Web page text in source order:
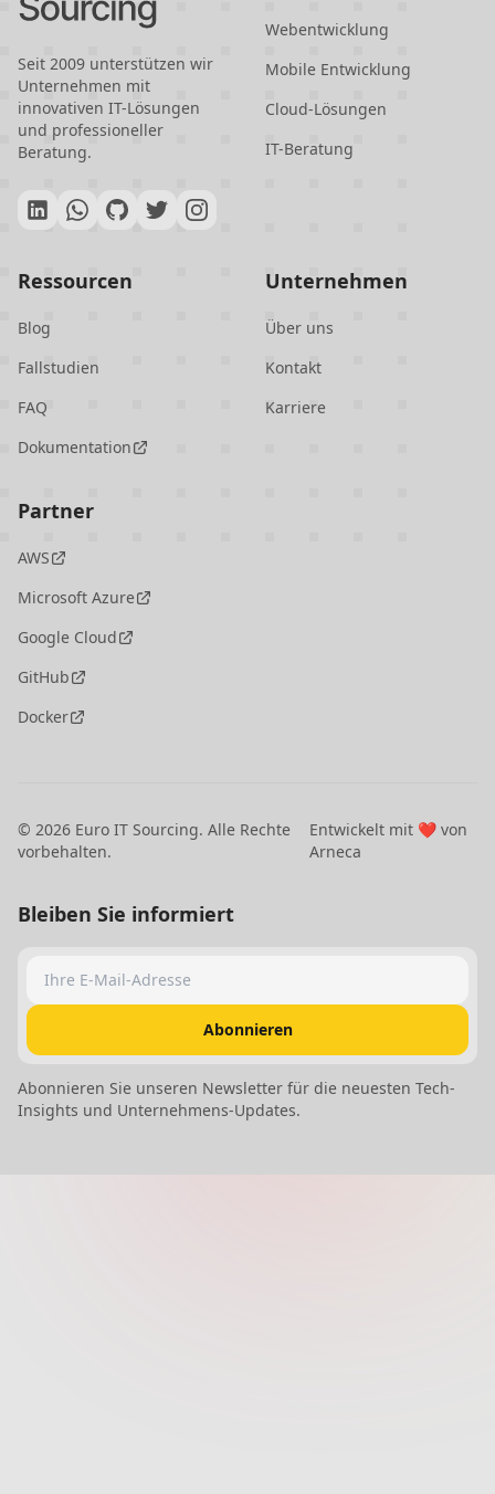
wettbewerbsfähigen Preisen und mit
minimalen sprachlichen und
kulturellen Barrieren. Das
Engagement des Landes für
Datenschutz und Innovation steigert
und hochmoderner IT-Outsourcing-
Seit 2009 unterstützen wir
Unternehmen mit
innovativen IT-Lösungen
und professioneller
Beratung.
Webentwicklung
Mobile Entwicklung
Cloud-Lösungen
IT-Beratung
Ressourcen
Blog
Fallstudien
FAQ
Dokumentation
Unternehmen
Über uns
Kontakt
Karriere
Partner
AWS
Microsoft Azure
Google Cloud
GitHub
Docker
© 2026 Euro IT Sourcing. Alle Rechte
vorbehalten.
Entwickelt mit ❤️ von
Arneca
Bleiben Sie informiert
Ihre E-Mail-Adresse
Abonnieren
Abonnieren Sie unseren Newsletter für die neuesten Tech-
Insights und Unternehmens-Updates.